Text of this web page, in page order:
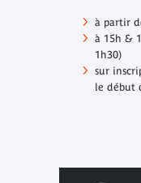
à partir
à 15h &
1h30)
sur
le début